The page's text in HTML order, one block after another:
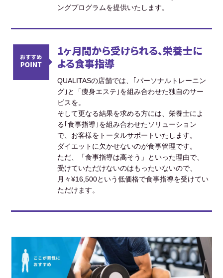
ングプログラムを提供いたします。
1ヶ月間から受けられる、栄養士に
よる食事指導
QUALITASの店舗では、｢パーソナルトレーニン
グ｣と「痩身エステ｣を組み合わせた独自のサー
ビスを。
そして更なる結果を求める方には、栄養士によ
る｢食事指導｣を組み合わせたソリューション
で、お客様をトータルサポートいたします。
ダイエットに欠かせないのが食事管理です。
ただ、「食事指導は高そう」といった理由で、
受けていただけないのはもったいないので、
月々¥16,500という低価格で食事指導を受けてい
ただけます。